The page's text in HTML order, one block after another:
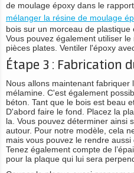
de moulage époxy dans le
mélanger la résine de moulage
bois sur un morceau de plastique
Vous pouvez également utiliser
pièces plates. Ventiler l'époxy
Étape 3 : Fabrication
Nous allons maintenant
mélamine. C'est également
béton. Tant que le bois est beau
D'abord faire le fond. Placez la
la. Vous pouvez déterminer ainsi
autour. Pour notre modèle, cela
mais vous pouvez le rendre aussi
Tenez également compte de
pour la plaque qui lui sera